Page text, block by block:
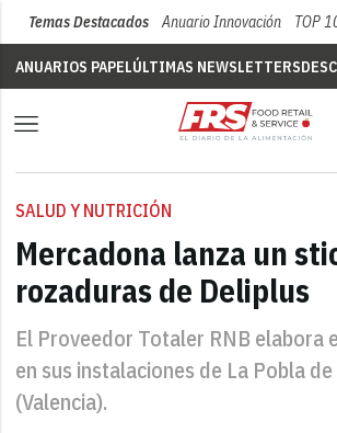
Temas Destacados Anuario Innovación TOP
ANUARIOS PAPELÚLTIMAS NEWSLETTERS
SALUD Y NUTRICIÓN
Mercadona lanza un
rozaduras de Deliplus
El Proveedor Totaler RNB elabora
en sus instalaciones de La Pobla
(Valencia).